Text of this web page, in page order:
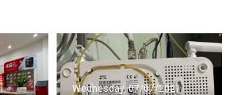
Wednesday, 07/07/2021